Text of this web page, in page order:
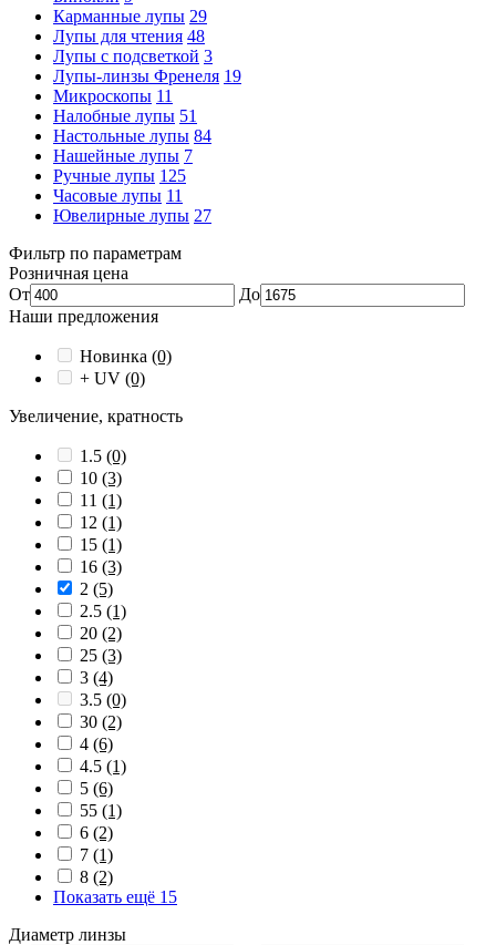
Карманные лупы 29
Лупы для чтения 48
Лупы с подсветкой 3
Лупы-линзы Френеля 19
Микроскопы 11
Налобные лупы 51
Настольные лупы 84
Нашейные лупы 7
Ручные лупы 125
Часовые лупы 11
Ювелирные лупы 27
Фильтр по параметрам
Розничная цена
От
До
Наши предложения
Новинка (0)
+ UV (0)
Увеличение, кратность
1.5 (0)
10 (3)
11 (1)
12 (1)
15 (1)
16 (3)
2 (5)
2.5 (1)
20 (2)
25 (3)
3 (4)
3.5 (0)
30 (2)
4 (6)
4.5 (1)
5 (6)
55 (1)
6 (2)
7 (1)
8 (2)
Показать ещё 15
Диаметр линзы